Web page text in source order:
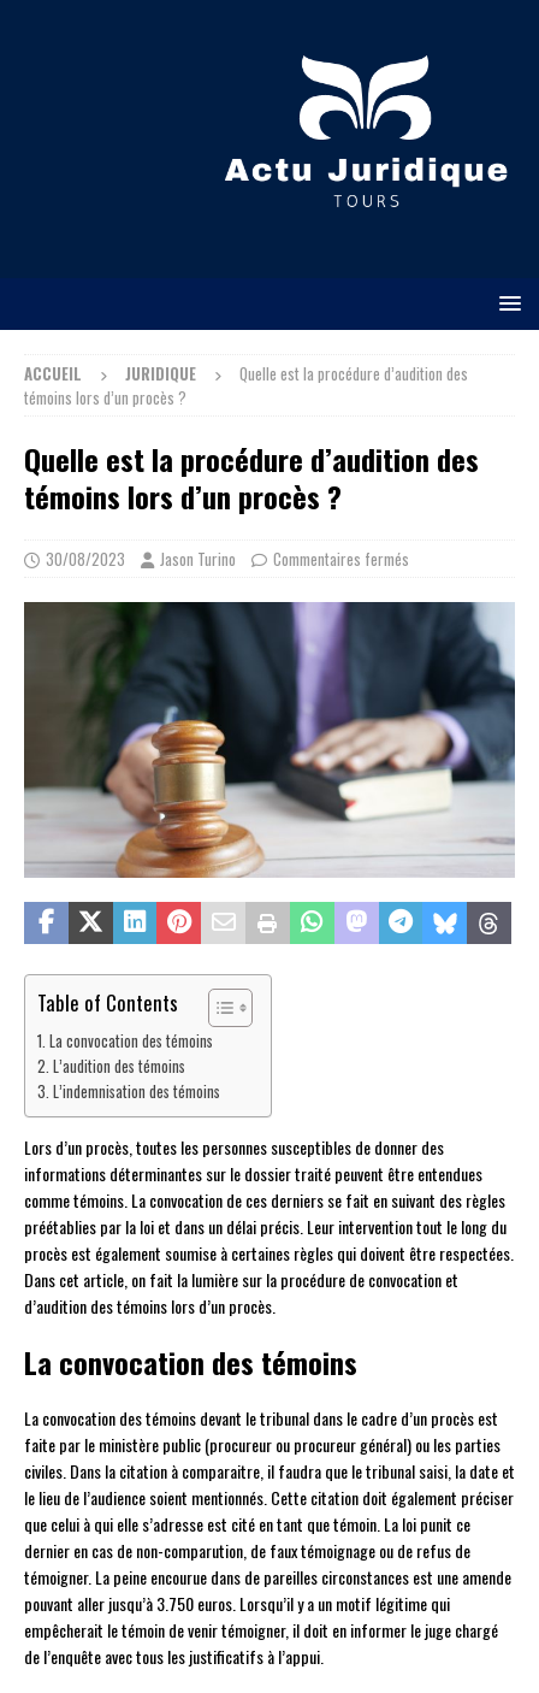
ACCUEIL JURIDIQUE
Quelle est la procédure d’audition des
témoins lors d’un procès ?
Quelle est la procédure d’audition des
témoins lors d’un procès ?
30/08/2023 Jason Turino Commentaires fermés
Table of Contents
La convocation des témoins
L’audition des témoins
L’indemnisation des témoins
Lors d’un procès, toutes les personnes susceptibles de donner des
informations déterminantes sur le dossier traité peuvent être entendues
comme témoins. La convocation de ces derniers se fait en suivant des règles
préétablies par la loi et dans un délai précis. Leur intervention tout le long du
procès est également soumise à certaines règles qui doivent être respectées.
Dans cet article, on fait la lumière sur la procédure de convocation et
d’audition des témoins lors d’un procès.
La convocation des témoins
La convocation des témoins devant le tribunal dans le cadre d’un procès est
faite par le ministère public (procureur ou procureur général) ou les parties
civiles. Dans la citation à comparaitre, il faudra que le tribunal saisi, la date et
le lieu de l’audience soient mentionnés. Cette citation doit également préciser
que celui à qui elle s’adresse est cité en tant que témoin. La loi punit ce
dernier en cas de non-comparution, de faux témoignage ou de refus de
témoigner. La peine encourue dans de pareilles circonstances est une amende
pouvant aller jusqu’à 3.750 euros. Lorsqu’il y a un motif légitime qui
empêcherait le témoin de venir témoigner, il doit en informer le juge chargé
de l’enquête avec tous les justificatifs à l’appui.